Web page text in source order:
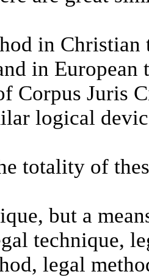
in Christian
in European
Corpus Juris
logical
totality of
but a
technique,
legal